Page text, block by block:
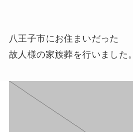
八王子市にお住まいだった
故人様の家族葬を行いました。